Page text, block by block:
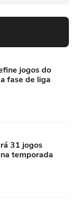
jogos do
fase de liga
31 jogos
temporada